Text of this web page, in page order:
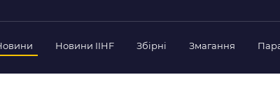
Новини IIHF Збірні Змагання